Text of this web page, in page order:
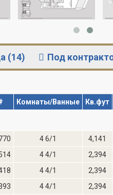
(14) Под
Комнаты/Ванные Кв.фут
4 6/1 4,141
4 4/1 2,394
4 4/1 2,394
4 4/1 2,394